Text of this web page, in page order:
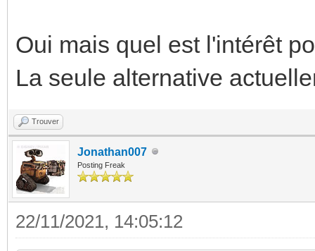
Oui mais quel est l'intérêt
La seule alternative
Trouver
Jonathan007
Posting Freak
22/11/2021, 14:05:12